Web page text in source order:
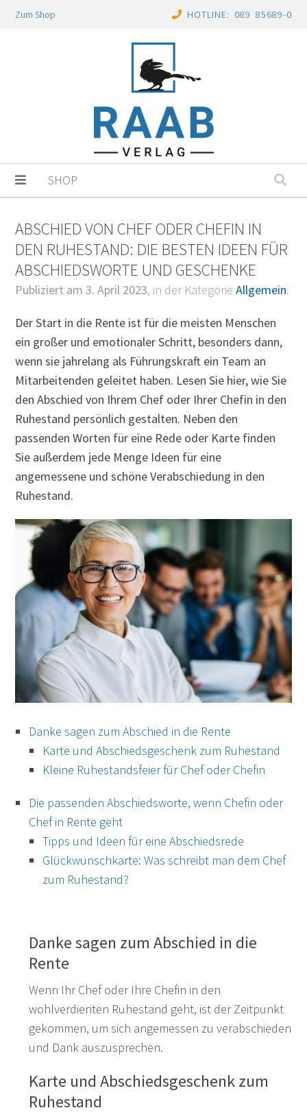
Zum Shop HOTLINE: 089 85689-0
SHOP
ABSCHIED VON CHEF ODER CHEFIN IN
DEN RUHESTAND: DIE BESTEN IDEEN FÜR
ABSCHIEDSWORTE UND GESCHENKE
Publiziert am 3. April 2023, in der KategorieAllgemein.
Der Start in die Rente ist für die meisten Menschen
ein großer und emotionaler Schritt, besonders dann,
wenn sie jahrelang als Führungskraft ein Team an
Mitarbeitenden geleitet haben. Lesen Sie hier, wie Sie
den Abschied von Ihrem Chef oder Ihrer Chefin in den
Ruhestand persönlich gestalten. Neben den
passenden Worten für eine Rede oder Karte finden
Sie außerdem jede Menge Ideen für eine
angemessene und schöne Verabschiedung in den
Ruhestand.
Danke sagen zum Abschied in die Rente
Karte und Abschiedsgeschenk zum Ruhestand
Kleine Ruhestandsfeier für Chef oder Chefin
Die passenden Abschiedsworte, wenn Chefin oder
Chef in Rente geht
Tipps und Ideen für eine Abschiedsrede
Glückwunschkarte: Was schreibt man dem Chef
zum Ruhestand?
Danke sagen zum Abschied in die
Rente
Wenn Ihr Chef oder Ihre Chefin in den
wohlverdienten Ruhestand geht, ist der Zeitpunkt
gekommen, um sich angemessen zu verabschieden
und Dank auszusprechen.
Karte und Abschiedsgeschenk zum
Ruhestand